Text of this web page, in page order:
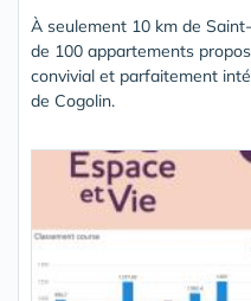
À seulement 10 km de
de 100 appartements
convivial et parfaitement
de Cogolin.